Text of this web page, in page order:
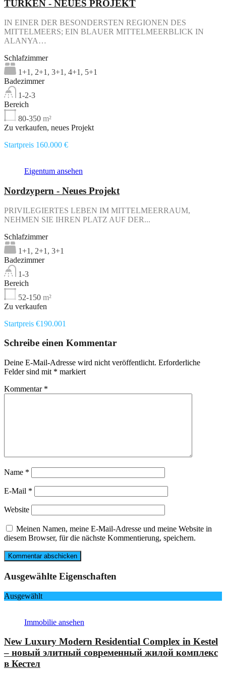
TÜRKEN - NEUES PROJEKT
IN EINER DER BESONDERSTEN REGIONEN DES
MITTELMEERS; EIN BLAUER MITTELMEERBLICK IN
ALANYA…
Schlafzimmer
1+1, 2+1, 3+1, 4+1, 5+1
Badezimmer
1-2-3
Bereich
80-350 m²
Zu verkaufen, neues Projekt
Startpreis 160.000 €
Eigentum ansehen
Nordzypern - Neues Projekt
PRIVILEGIERTES LEBEN IM MITTELMEERRAUM,
NEHMEN SIE IHREN PLATZ AUF DER...
Schlafzimmer
1+1, 2+1, 3+1
Badezimmer
1-3
Bereich
52-150 m²
Zu verkaufen
Startpreis €190.001
Schreibe einen Kommentar
Deine E-Mail-Adresse wird nicht veröffentlicht. Erforderliche
Felder sind mit * markiert
Kommentar *
Name *
E-Mail *
Website
Meinen Namen, meine E-Mail-Adresse und meine Website in
diesem Browser, für die nächste Kommentierung, speichern.
Ausgewählte Eigenschaften
Ausgewählt
Immobilie ansehen
New Luxury Modern Residential Complex in Kestel
– новый элитный современный жилой комплекс
в Кестел